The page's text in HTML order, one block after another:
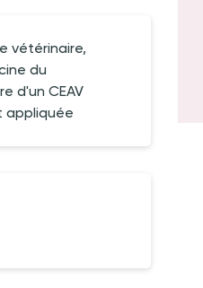
vétérinaire,
du
d'un CEAV
appliquée